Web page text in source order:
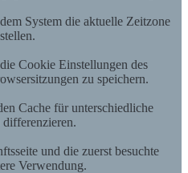
System die aktuelle Zeitzone
Cookie Einstellungen des
zu speichern.
Cache für unterschiedliche
differenzieren.
und die zuerst besuchte
Verwendung.